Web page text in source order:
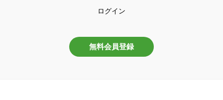
ログイン
無料会員登録